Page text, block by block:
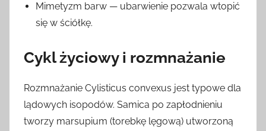
Mimetyzm barw — ubarwienie pozwala wtopić
się w ściółkę.
Cykl życiowy i rozmnażanie
Rozmnażanie Cylisticus convexus jest typowe dla
lądowych isopodów. Samica po zapłodnieniu
tworzy marsupium (torebkę lęgową) utworzoną